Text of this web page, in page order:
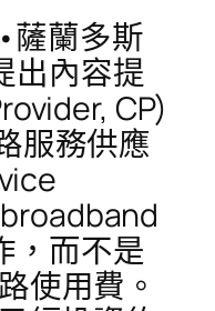
薩蘭多斯
出內容提
CP)
服務供應
，而不是
使用費。